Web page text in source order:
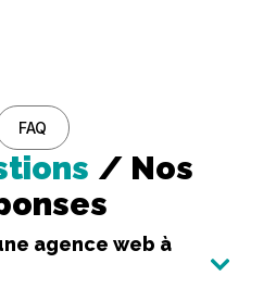
FAQ
/ Nos
agence web à
